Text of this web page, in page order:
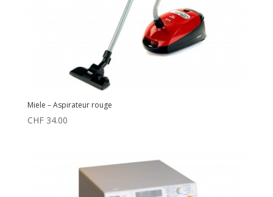
Miele – Aspirateur rouge
CHF34.00